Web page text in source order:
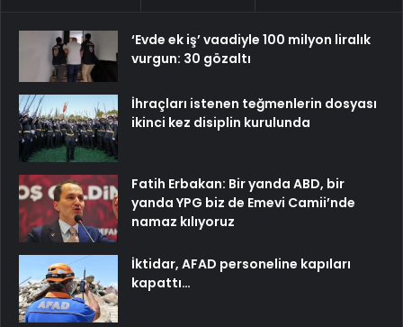
‘Evde ek iş’ vaadiyle 100 milyon liralık
vurgun: 30 gözaltı
İhraçları istenen teğmenlerin dosyası
ikinci kez disiplin kurulunda
Fatih Erbakan: Bir yanda ABD, bir
yanda YPG biz de Emevi Camii’nde
namaz kılıyoruz
İktidar, AFAD personeline kapıları
kapattı…